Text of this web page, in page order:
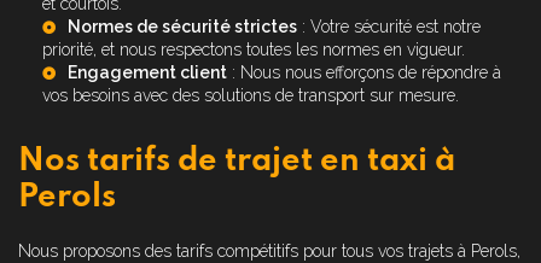
Normes de sécurité strictes : Votre sécurité est notre
priorité, et nous respectons toutes les normes en vigueur.
Engagement client : Nous nous efforçons de répondre à
vos besoins avec des solutions de transport sur mesure.
Nos tarifs de trajet en taxi à
Perols
Nous proposons des tarifs compétitifs pour tous vos trajets à Perols,